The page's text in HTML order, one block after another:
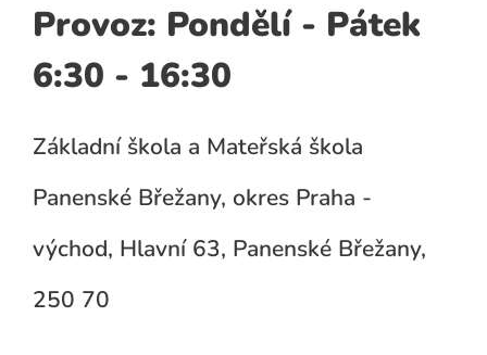
Provoz: Pondělí - Pátek
6:30 - 16:30
Základní škola a Mateřská škola
Panenské Břežany, okres Praha -
východ, Hlavní 63, Panenské Břežany,
250 70